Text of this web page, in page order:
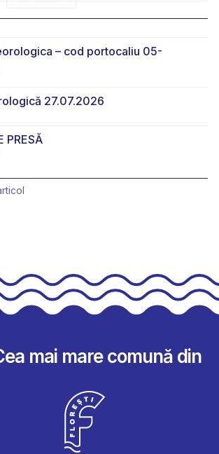
– cod portocaliu 05-
27.07.2026
PRESĂ
mai mare comună din